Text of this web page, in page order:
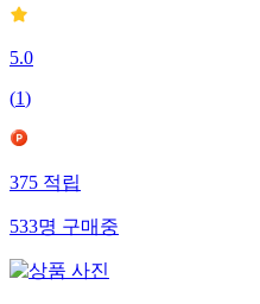
5.0
(1)
375적립
533명구매중